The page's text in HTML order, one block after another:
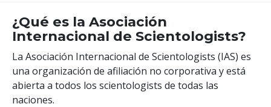
¿Qué es la Asociación
Internacional de Scientologists?
La Asociación Internacional de Scientologists (IAS) es
una organización de afiliación no corporativa y está
abierta a todos los scientologists de todas las
naciones.